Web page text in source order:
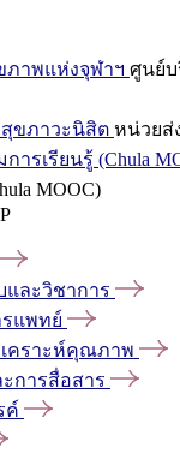
ภาพแห่งจุฬาฯ ศูนย์
ขภาวะนิสิต หน่วยส่
ารเรียนรู้ (Chula
MOOC)
ละวิชาการ
แพทย์
คราะห์คุณภาพ
การสื่อสาร
ค์